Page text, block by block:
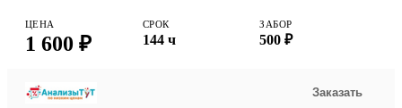
ЦЕНА
1 600 ₽
СРОК
144 ч
ЗАБОР
500 ₽
Заказать